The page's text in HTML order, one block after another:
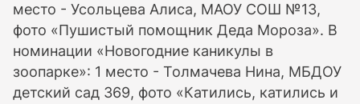
место - Усольцева Алиса, МАОУ СОШ №13,
фото «Пушистый помощник Деда Мороза». В
номинации «Новогодние каникулы в
зоопарке»: 1 место - Толмачева Нина, МБДОУ
детский сад 369, фото «Катились, катились и